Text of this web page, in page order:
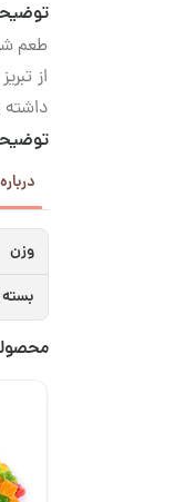
طعم
از
داشته
وزن